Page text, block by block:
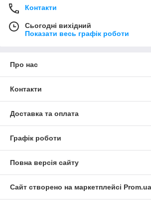
Контакти
Сьогодні вихідний
Показати весь графік роботи
Про нас
Контакти
Доставка та оплата
Графік роботи
Повна версія сайту
Сайт створено на маркетплейсі Prom.ua